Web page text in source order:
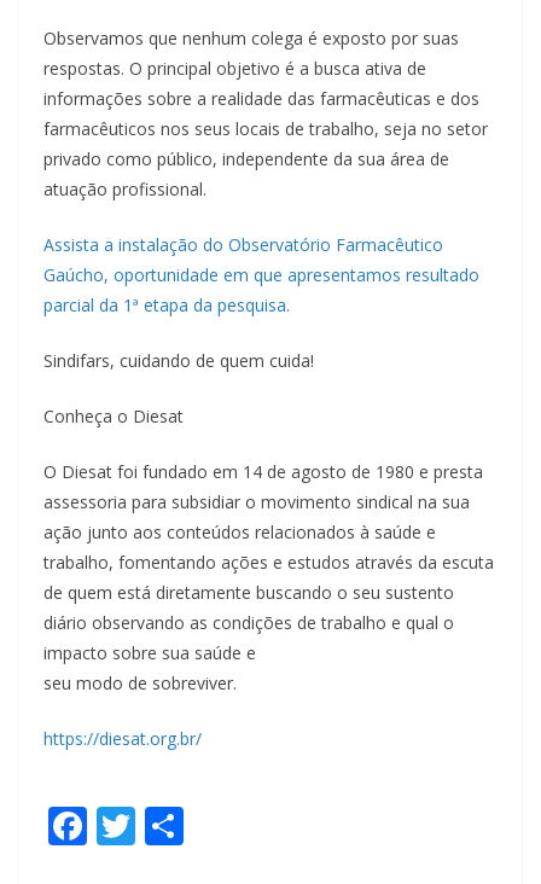
Observamos que nenhum colega é exposto por suas
respostas. O principal objetivo é a busca ativa de
informações sobre a realidade das farmacêuticas e dos
farmacêuticos nos seus locais de trabalho, seja no setor
privado como público, independente da sua área de
atuação profissional.
Assista a instalação do Observatório Farmacêutico
Gaúcho, oportunidade em que apresentamos resultado
parcial da 1ª etapa da pesquisa.
Sindifars, cuidando de quem cuida!
Conheça o Diesat
O Diesat foi fundado em 14 de agosto de 1980 e presta
assessoria para subsidiar o movimento sindical na sua
ação junto aos conteúdos relacionados à saúde e
trabalho, fomentando ações e estudos através da escuta
de quem está diretamente buscando o seu sustento
diário observando as condições de trabalho e qual o
impacto sobre sua saúde e
seu modo de sobreviver.
https://diesat.org.br/
F T